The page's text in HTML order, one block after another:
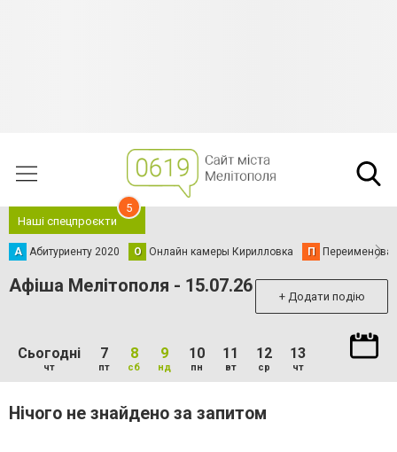
Наші спецпроєкти
5
А Абитуриенту 2020 О Онлайн камеры Кирилловка П
Афіша Мелітополя - 15.07.26 + Додати подію
Сьогодні
чт
7
пт
8
сб
9
нд
10
пн
11
вт
12
ср
13
чт
Нічого не знайдено за запитом